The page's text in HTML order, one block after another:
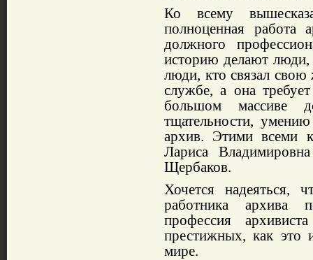
Ко всему
полноценная работа
должного
историю делают
люди, кто связал
службе, а она
большом массиве
тщатель­ности,
архив. Этими всеми
Лариса
Щербаков.
Хочется надеяться,
работника архива
профессия
престижных, как это
мире.